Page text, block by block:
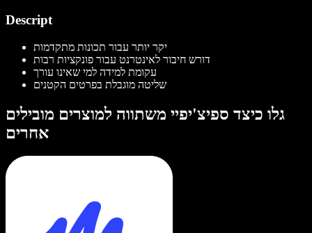
Descript
יקר יותר עבור תכונות מתקדמות
דורש חיבור לאינטרנט עבור פונקציות רבות
עקומת למידה למי שאינו עורך
שליטה מוגבלת בפרטים הקטנים
גלו כיצד ספיצ'יפיי משתווה למוצרים מובילים
אחרים